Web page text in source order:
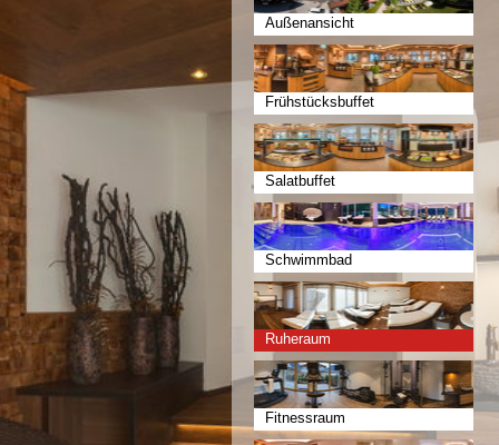
Außenansicht
Frühstücksbuffet
Salatbuffet
Schwimmbad
Ruheraum
Fitnessraum